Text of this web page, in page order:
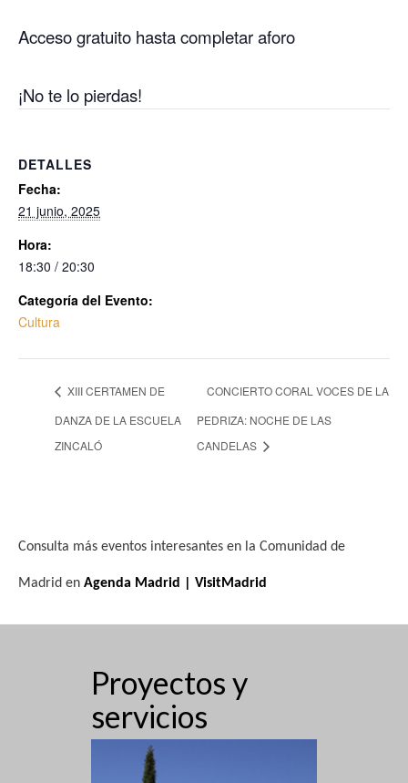
Acceso gratuito hasta completar aforo
¡No te lo pierdas!
DETALLES
Fecha:
21 junio, 2025
Hora:
18:30 / 20:30
Categoría del Evento:
Cultura
XIII CERTAMEN DE
DANZA DE LA ESCUELA
ZINCALÓ
CONCIERTO CORAL VOCES DE LA
PEDRIZA: NOCHE DE LAS
CANDELAS
Consulta más eventos interesantes en la Comunidad de
Madrid en Agenda Madrid | VisitMadrid
Proyectos y
servicios